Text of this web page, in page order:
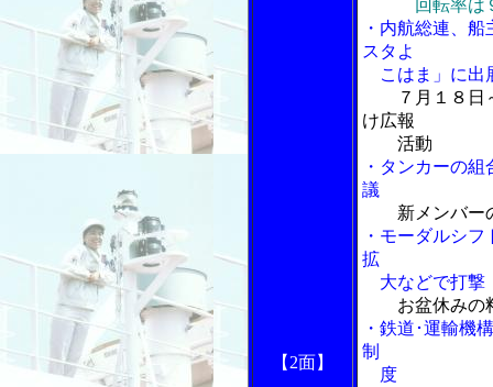
【2面】
回転率は
・内航総連、
スタよ
こはま」に出
７月１８
け広報
活動
・タンカーの
議
新メンバー
・モーダルシ
拡
大などで打撃
お盆休みの
・鉄道･運輸機
制
度